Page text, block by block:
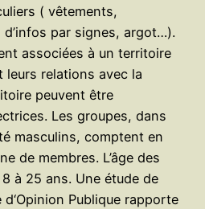
( vêtements,
par signes, argot…).
associées à un territoire
leurs relations avec la
peuvent être
Les groupes, dans
masculins, comptent en
de membres. L’âge des
à 25 ans. Une étude de
Publique rapporte